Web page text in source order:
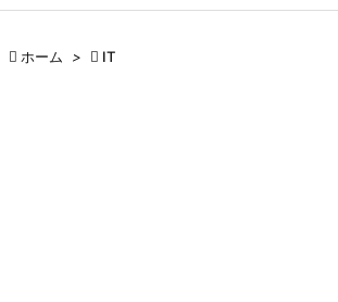
 ホーム >  IT